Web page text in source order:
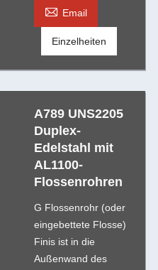
 Email
Einzelheiten
A789 UNS2205
Duplex-
Edelstahl mit
AL1100-
Flossenrohren
G Flossenrohr (oder
eingebettete Flosse)
Finis ist in die
Außenwand des